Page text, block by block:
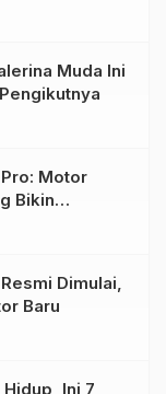
Muda Ini
Motor
Bikin
Dimulai,
Baru
Ini 7